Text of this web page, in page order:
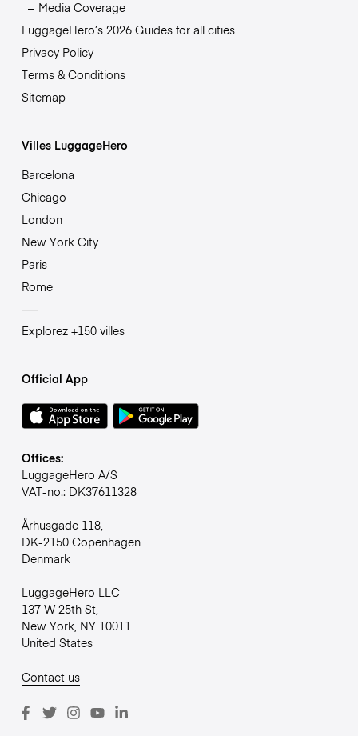
Media Coverage
LuggageHero’s 2026 Guides for all cities
Privacy Policy
Terms & Conditions
Sitemap
Villes LuggageHero
Barcelona
Chicago
London
New York City
Paris
Rome
Explorez +150 villes
Official App
Offices:
LuggageHero A/S
VAT-no.: DK37611328
Århusgade 118,
DK-2150 Copenhagen
Denmark
LuggageHero LLC
137 W 25th St,
New York, NY 10011
United States
Contact us